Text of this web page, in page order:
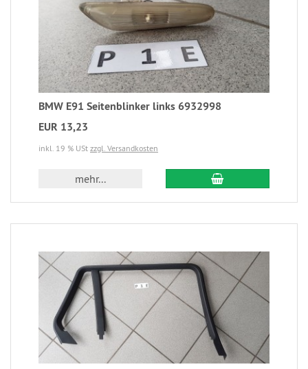
BMW E91 Seitenblinker links 6932998
EUR 13,23
inkl. 19 % USt zzgl. Versandkosten
mehr...